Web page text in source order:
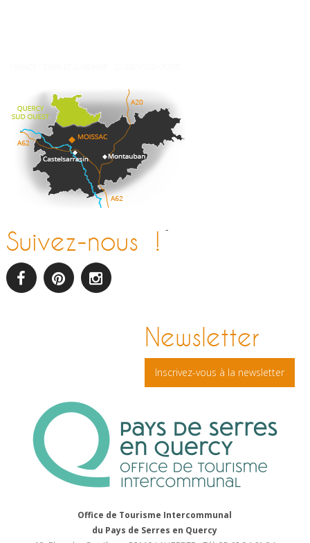
Suivez-nous !
Newsletter
Inscrivez-vous à la newsletter
-
Office de Tourisme Intercommunal
du Pays de Serres en Quercy